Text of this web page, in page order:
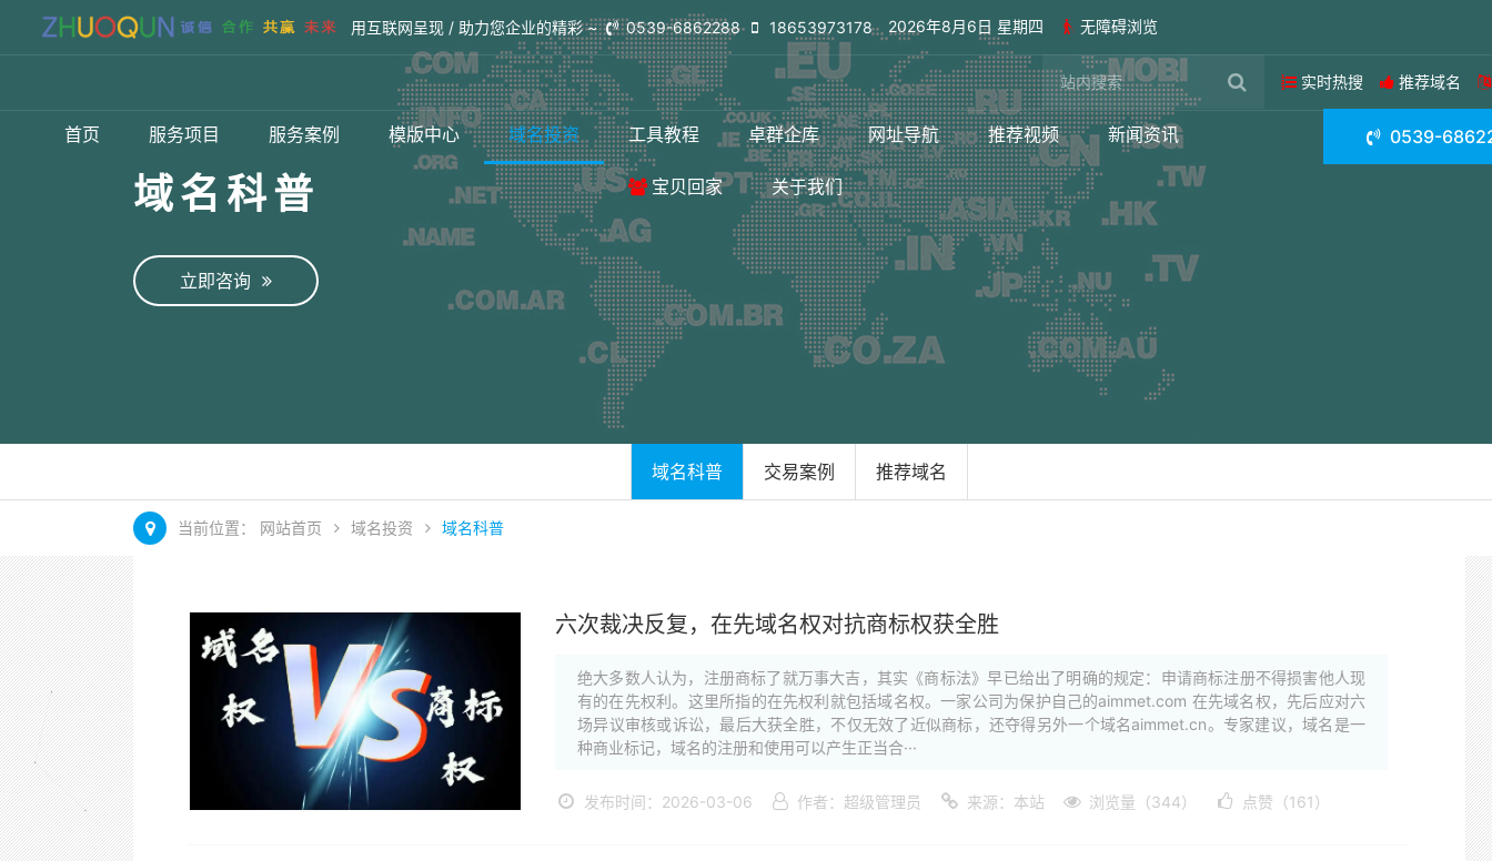
用互联网呈现 / 助力您企业的精彩 ~ 0539-6862288 18653973178 2026年8月6日 星期四 无障碍浏览
实时热搜 推荐域名
首页 服务项目 服务案例 模版中心 域名投资 工具教程 卓群企库 网址导航 推荐视频 新闻资讯
宝贝回家 关于我们
0539-
域名科普
立即咨询
域名科普 交易案例 推荐域名
当前位置： 网站首页 域名投资 域名科普
六次裁决反复，在先域名权对抗商标权获全胜
绝大多数人认为，注册商标了就万事大吉，其实《商标法》早已给出了明确的规定：申请商标注册不得损害他人现
有的在先权利。这里所指的在先权利就包括域名权。一家公司为保护自己的aimmet.com 在先域名权，先后应对六
场异议审核或诉讼，最后大获全胜，不仅无效了近似商标，还夺得另外一个域名aimmet.cn。专家建议，域名是一
种商业标记，域名的注册和使用可以产生正当合···
发布时间：2026-03-06 作者：超级管理员 来源：本站 浏览量（344） 点赞（161）